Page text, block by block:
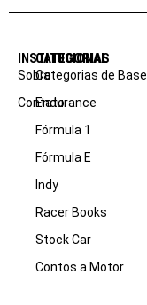
INSTITUCIONAL
Sobre
Contato
CATEGORIAS
Categorias de Base
Endurance
Fórmula 1
Fórmula E
Indy
Racer Books
Stock Car
Contos a Motor